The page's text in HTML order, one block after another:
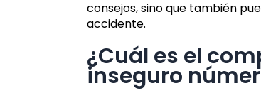
consejos, sino que también
accidente.
¿Cuál es el
inseguro